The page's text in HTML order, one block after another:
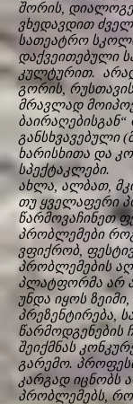
შორის,
ვხედავდით
სათეატრო
დაქვეითებული
კულტურით.
გორის,
მრავლად
განსხვავებული
ხარისხითა და
სპექტაკლები.
ახლა, ალბათ,
თუ ყველაფერი
წარმოვაჩინეთ
პრობლემები
ვფიქრობ,
პრობლემების
პლატფორმა არ
უნდა იყოს
პრეზენტირება,
წარმოდგენების
შეიქმნას
გარემო.
კარგად იცნობს
პრობლემებს,